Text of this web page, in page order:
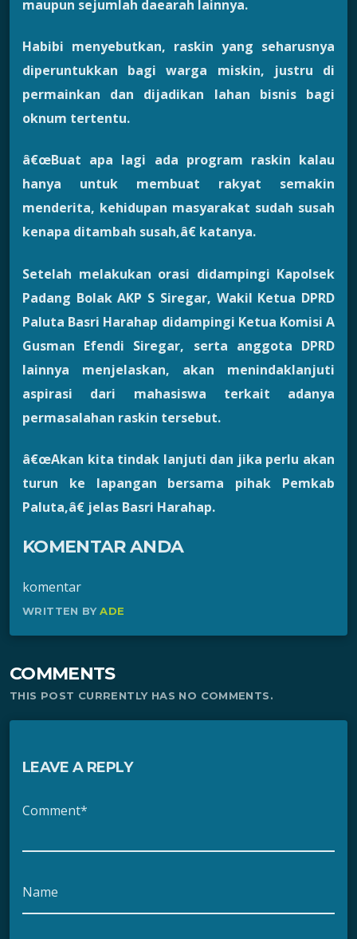
maupun sejumlah daearah lainnya.
Habibi menyebutkan, raskin yang seharusnya
diperuntukkan bagi warga miskin, justru di
permainkan dan dijadikan lahan bisnis bagi
oknum tertentu.
â€œBuat apa lagi ada program raskin kalau
hanya untuk membuat rakyat semakin
menderita, kehidupan masyarakat sudah susah
kenapa ditambah susah,â€ katanya.
Setelah melakukan orasi didampingi Kapolsek
Padang Bolak AKP S Siregar, Wakil Ketua DPRD
Paluta Basri Harahap didampingi Ketua Komisi A
Gusman Efendi Siregar, serta anggota DPRD
lainnya menjelaskan, akan menindaklanjuti
aspirasi dari mahasiswa terkait adanya
permasalahan raskin tersebut.
â€œAkan kita tindak lanjuti dan jika perlu akan
turun ke lapangan bersama pihak Pemkab
Paluta,â€ jelas Basri Harahap.
KOMENTAR ANDA
komentar
WRITTEN BYADE
COMMENTS
THIS POST CURRENTLY HAS NO COMMENTS.
LEAVE A REPLY
Comment*
Name